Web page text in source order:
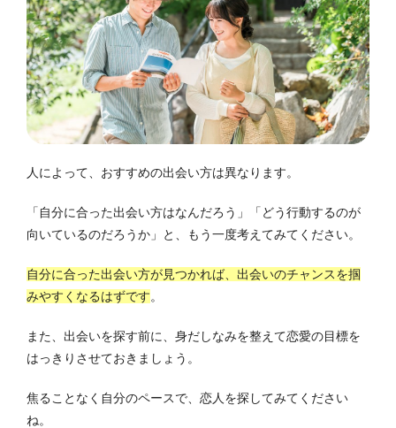
人によって、おすすめの出会い方は異なります。
「自分に合った出会い方はなんだろう」「どう行動するのが
向いているのだろうか」と、もう一度考えてみてください。
自分に合った出会い方が見つかれば、出会いのチャンスを掴
みやすくなるはずです。
また、出会いを探す前に、身だしなみを整えて恋愛の目標を
はっきりさせておきましょう。
焦ることなく自分のペースで、恋人を探してみてください
ね。